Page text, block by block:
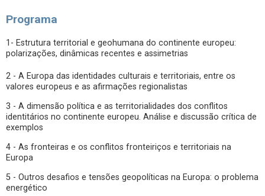
Programa
1- Estrutura territorial e geohumana do continente europeu:
polarizações, dinâmicas recentes e assimetrias
2 - A Europa das identidades culturais e territoriais, entre os
valores europeus e as afirmações regionalistas
3 - A dimensão política e as territorialidades dos conflitos
identitários no continente europeu. Análise e discussão crítica de
exemplos
4 - As fronteiras e os conflitos fronteiriços e territoriais na
Europa
5 - Outros desafios e tensões geopolíticas na Europa: o problema
energético